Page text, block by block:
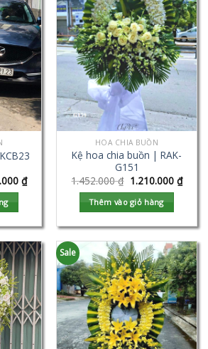
₫
HOA CHIA BUỒN
Kệ hoa chia buồn | RAK-
G151
1.452.000₫ 1.210.000 ₫
Thêm vào giỏ hàng
Sale